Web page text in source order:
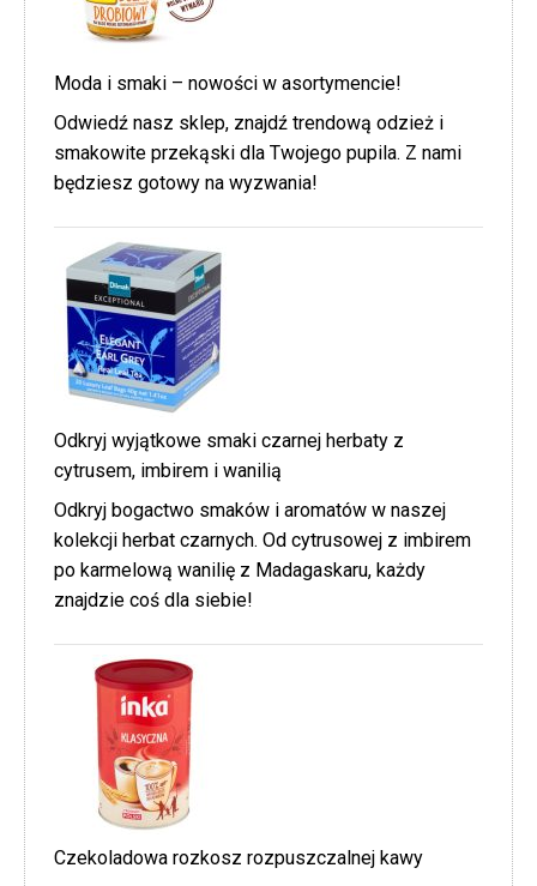
Moda i smaki – nowości w asortymencie!
Odwiedź nasz sklep, znajdź trendową odzież i
smakowite przekąski dla Twojego pupila. Z nami
będziesz gotowy na wyzwania!
Odkryj wyjątkowe smaki czarnej herbaty z
cytrusem, imbirem i wanilią
Odkryj bogactwo smaków i aromatów w naszej
kolekcji herbat czarnych. Od cytrusowej z imbirem
po karmelową wanilię z Madagaskaru, każdy
znajdzie coś dla siebie!
Czekoladowa rozkosz rozpuszczalnej kawy